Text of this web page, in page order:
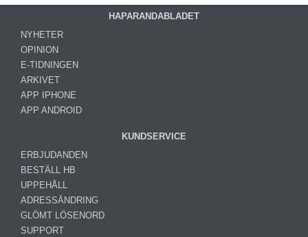
HAPARANDABLADET
NYHETER
OPINION
E-TIDNINGEN
ARKIVET
APP IPHONE
APP ANDROID
KUNDSERVICE
ERBJUDANDEN
BESTÄLL HB
UPPEHÅLL
ADRESSÄNDRING
GLÖMT LÖSENORD
SUPPORT